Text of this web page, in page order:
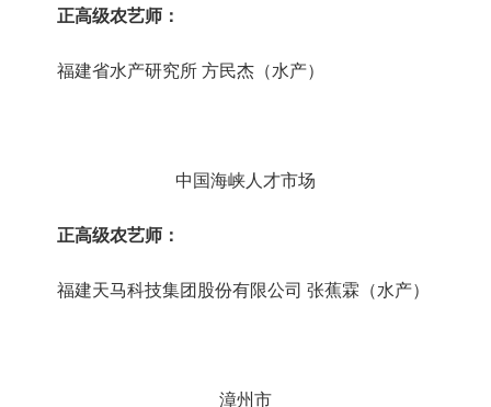
正高级农艺师：
福建省水产研究所 方民杰（水产）
中国海峡人才市场
正高级农艺师：
福建天马科技集团股份有限公司 张蕉霖（水产）
漳州市